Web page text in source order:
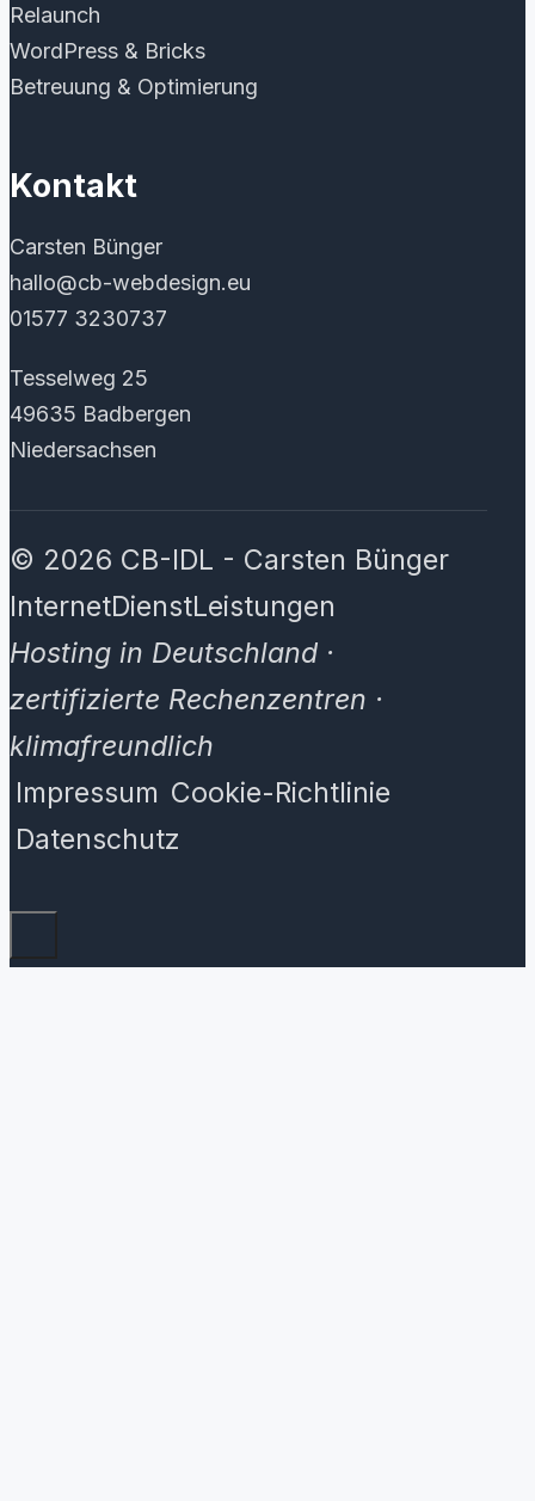
Relaunch
WordPress & Bricks
Betreuung & Optimierung
Kontakt
Carsten Bünger
hallo@cb-webdesign.eu
01577 3230737
Tesselweg 25
49635 Badbergen
Niedersachsen
© 2026 CB-IDL - Carsten Bünger
InternetDienstLeistungen
Hosting in Deutschland ·
zertifizierte Rechenzentren ·
klimafreundlich
Impressum Cookie-Richtlinie
Datenschutz